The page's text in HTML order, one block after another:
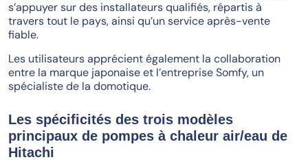
s’appuyer sur des installateurs qualifiés, répartis à
travers tout le pays, ainsi qu’un service après-vente
fiable.
Les utilisateurs apprécient également la collaboration
entre la marque japonaise et l’entreprise Somfy, un
spécialiste de la domotique.
Les spécificités des trois modèles
principaux de pompes à chaleur air/eau de
Hitachi